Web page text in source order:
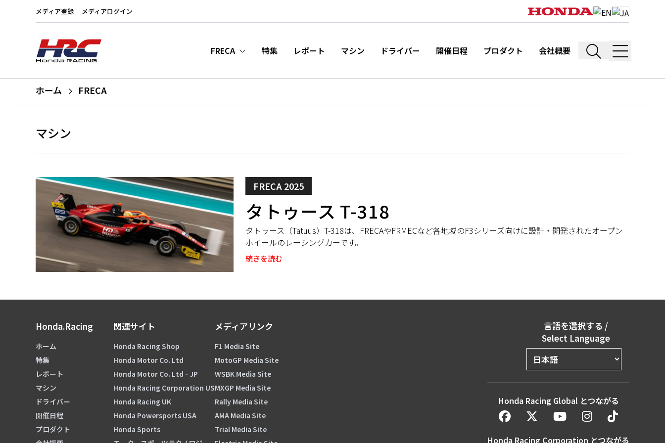
メディア登録 メディアログイン
FRECA 特集 レポート マシン ドライバー 開催日程 プロダクト 会社概要
ホーム FRECA
マシン
FRECA 2025
タトゥース T-318
タトゥース（Tatuus）T-318は、FRECAやFRMECなど各地域のF3シリーズ向けに設計・開発されたオープン
ホイールのレーシングカーです。
続きを読む
Honda.Racing
ホーム
特集
レポート
マシン
ドライバー
開催日程
プロダクト
関連サイト
Honda Racing Shop
Honda Motor Co. Ltd
Honda Motor Co. Ltd - JP
Honda Racing Corporation US
Honda Racing UK
Honda Powersports USA
Honda Sports
メディアリンク
F1 Media Site
MotoGP Media Site
WSBK Media Site
MXGP Media Site
Rally Media Site
AMA Media Site
Trial Media Site
言語を選択する /
Select Language
Honda Racing Global とつながる
Honda Racing Corporation とつながる